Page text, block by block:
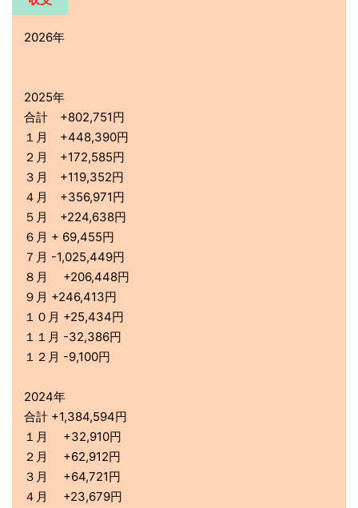
2026年
2025年
合計 +802,751円
１月 +448,390円
２月 +172,585円
３月 +119,352円
４月 +356,971円
５月 +224,638円
６月 + 69,455円
７月 -1,025,449円
８月 +206,448円
９月 +246,413円
１０月 +25,434円
１１月 -32,386円
１２月 -9,100円
2024年
合計 +1,384,594円
１月 +32,910円
２月 +62,912円
３月 +64,721円
４月 +23,679円